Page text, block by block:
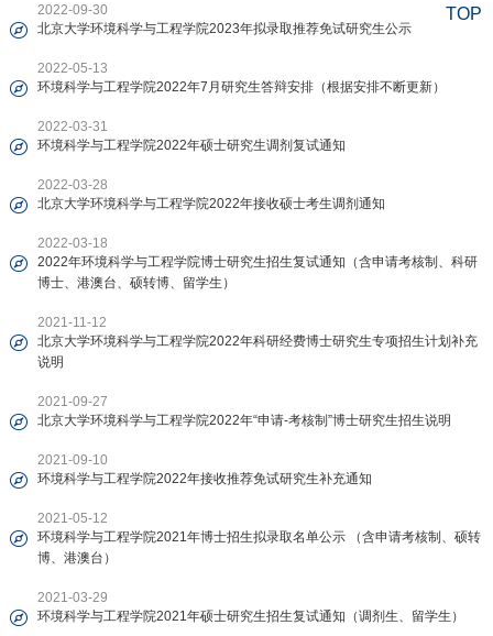
2022-09-30
北京大学环境科学与工程学院2023年拟录取推荐免试研究生公示
2022-05-13
环境科学与工程学院2022年7月研究生答辩安排（根据安排不断更新）
2022-03-31
环境科学与工程学院2022年硕士研究生调剂复试通知
2022-03-28
北京大学环境科学与工程学院2022年接收硕士考生调剂通知
2022-03-18
2022年环境科学与工程学院博士研究生招生复试通知（含申请考核制、科研
博士、港澳台、硕转博、留学生）
2021-11-12
北京大学环境科学与工程学院2022年科研经费博士研究生专项招生计划补充
说明
2021-09-27
北京大学环境科学与工程学院2022年“申请-考核制”博士研究生招生说明
2021-09-10
环境科学与工程学院2022年接收推荐免试研究生补充通知
2021-05-12
环境科学与工程学院2021年博士招生拟录取名单公示 （含申请考核制、硕转
博、港澳台）
2021-03-29
环境科学与工程学院2021年硕士研究生招生复试通知（调剂生、留学生）
TOP